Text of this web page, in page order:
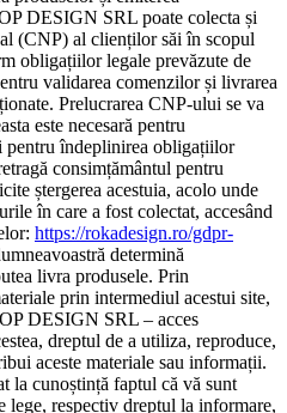
DESIGN SRL poate colecta și
(CNP) al clienților săi în scopul
obligațiilor legale prevăzute de
validarea comenzilor și livrarea
Prelucrarea CNP-ului se va
este necesară pentru
pentru îndeplinirea obligațiilor
consimțământul pentru
ștergerea acestuia, acolo unde
în care a fost colectat, accesând
https://rokadesign.ro/gdpr-
determină
livra produsele. Prin
prin intermediul acestui site,
DESIGN SRL – acces
dreptul de a utiliza, reproduce,
aceste materiale sau informații.
la cunoștință faptul că vă sunt
lege, respectiv dreptul la informare,